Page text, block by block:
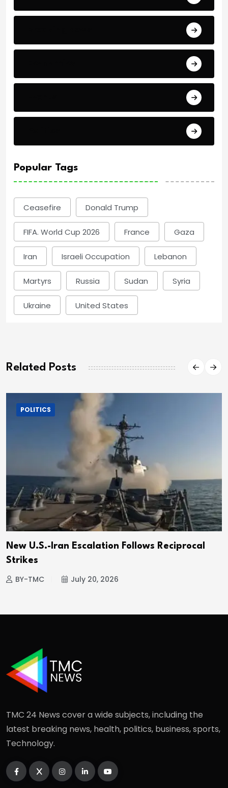
Popular Tags
Ceasefire Donald Trump
FIFA. World Cup 2026 France Gaza
Iran Israeli Occupation Lebanon
Martyrs Russia Sudan Syria
Ukraine United States
Related Posts
POLITICS
New U.S.-Iran Escalation Follows Reciprocal
Strikes
BY-TMC July 20, 2026
TMC 24 News cover a wide subjects, including the
latest breaking news, health, politics, business, sports,
Technology.